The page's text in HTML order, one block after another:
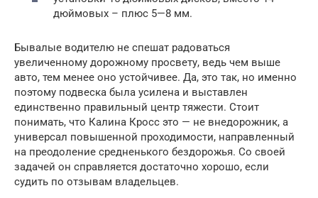
дюймовых – плюс 5—8 мм.
Бывалые водителю не спешат радоваться
увеличенному дорожному просвету, ведь чем выше
авто, тем менее оно устойчивее. Да, это так, но именно
поэтому подвеска была усилена и выставлен
единственно правильный центр тяжести. Стоит
понимать, что Калина Кросс это — не внедорожник, а
универсал повышенной проходимости, направленный
на преодоление средненького бездорожья. Со своей
задачей он справляется достаточно хорошо, если
судить по отзывам владельцев.